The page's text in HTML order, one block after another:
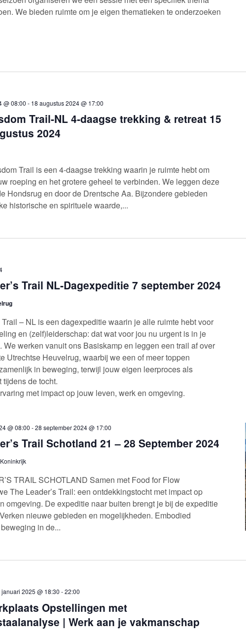
We bieden ruimte om je eigen thematieken te onderzoeken
Trail-NL 4-daagse trekking & retreat 15
2024
@ 08:00 - 18 augustus 2024 @ 17:00
Trail is een 4-daagse trekking waarin je ruimte hebt om
roeping en het grotere geheel te verbinden. We leggen deze
Hondsrug en door de Drentsche Aa. Bijzondere gebieden
historische en spirituele waarde,...
Trail NL-Dagexpeditie 7 september 2024
Trail – NL is een dagexpeditie waarin je alle ruimte hebt voor
en (zelf)leiderschap: dat wat voor jou nu urgent is in je
We werken vanuit ons Basiskamp en leggen een trail af over
Utrechtse Heuvelrug, waarbij we een of meer toppen
in beweging, terwijl jouw eigen leerproces als
de tocht.
met impact op jouw leven, werk en omgeving.
Trail Schotland 21 – 28 September 2024
@ 08:00 -28 september 2024 @ 17:00
TRAIL SCHOTLAND Samen met Food for Flow
The Leader’s Trail: een ontdekkingstocht met impact op
omgeving. De expeditie naar buiten brengt je bij de expeditie
nieuwe gebieden en mogelijkheden. Embodied
in de...
Opstellingen met
| Werk aan je vakmanschap
januari 2025 @ 18:30 -22:00